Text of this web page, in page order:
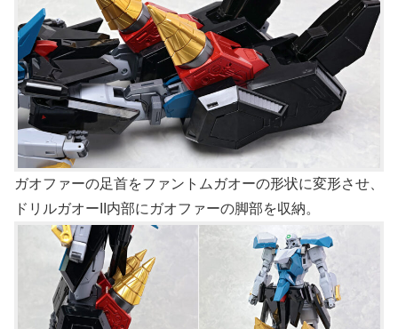
ガオファーの足首をファントムガオーの形状に変形させ、
ドリルガオーII内部にガオファーの脚部を収納。